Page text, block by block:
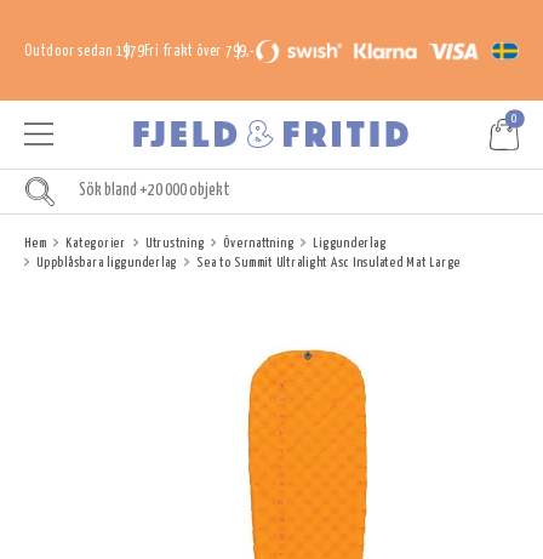
Outdoor sedan 1979Fri frakt över 799,-
0
Hem Kategorier Utrustning Övernattning
Liggunderlag
Uppblåsbara liggunderlag
Sea to Summit Ultralight Asc Insulated Mat Large